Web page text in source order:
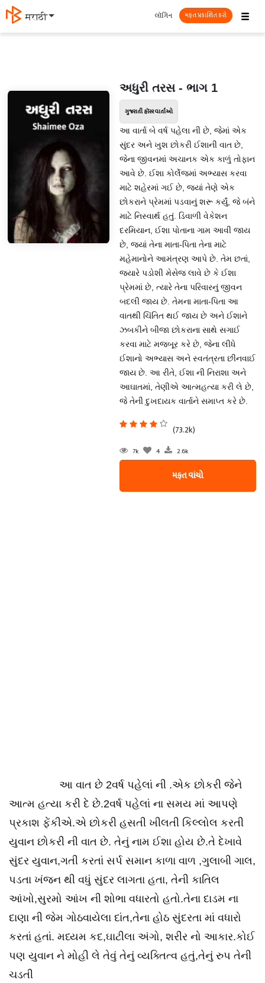
मराठी ☰
લૉગિન મફત પ્રકાશિત કરો
અધુરી તરસ - ભાગ 1
ગુજરાતી હૉરર વાર્તાઓ
આ વાર્તા બે વર્ષ પહેલા ની છે, જેમાં એક
સુંદર અને ખુશ છોકરી ઈશાની વાત છે,
જેના જીવનમાં અચાનક એક કાળું તોફાન
આવે છે. ઈશા કોર્લેજમાં અભ્યાસ કરવા
માટે શહેરમાં ગઈ છે, જ્યાં તેણે એક
છોકરાને પ્રેમમાં પડવાનું શરૂ કર્યું, જે બંને
માટે નિસ્વાર્થ હતું. ડિવાળી વેકેશન
દરમિયાન, ઈશા પોતાના ગામ આવી જાય
છે, જ્યાં તેના માતા-પિતા તેના માટે
મહેમાનોને આમંત્રણ આપે છે. તેમ છતાં,
જ્યારે પડોશી મેસેજ લાવે છે કે ઈશા
પ્રેમમાં છે, ત્યારે તેના પરિવારનું જીવન
બદલી જાય છે. તેમના માતા-પિતા આ
વાતથી ચિંતિત થઈ જાય છે અને ઈશાને
ઝબકીને બીજા છોકરાના સાથે સગાઈ
કરવા માટે મજબૂર કરે છે, જેના લીધે
ઈશાનો અભ્યાસ અને સ્વતંત્રતા છીનવાઈ
જાય છે. આ રીતે, ઈશા ની નિરાશા અને
આઘાતમાં, તેણીએ આત્મહત્યા કરી લે છે,
જે તેની દુખદાયક વાર્તાને સમાપ્ત કરે છે.
(73.2k)
7k 4 2.6k
મફત વાંચો
આ વાત છે 2વર્ષ પહેલાં ની .એક છોકરી જેને
આત્મ હત્યા કરી દે છે.2વર્ષ પહેલાં ના સમય માં આપણે
પ્રકાશ ફેંકીએ.એ છોકરી હસતી ખીલતી કિલ્લોલ કરતી
યુવાન છોકરી ની વાત છે. તેનું નામ ઈશા હોય છે.તે‌ દેખાવે
સુંદર યુવાન,ગતી કરતાં સર્પ સમાન કાળા વાળ ,ગુલાબી ગાલ,
પડતા ખંજન થી વધું સુંદર લાગતા હતા, તેની કાતિલ
આંખો,સુરમો આંખ ની શોભા વધારતો હતો.તેના દાડમ ના
દાણા ની જેમ ગોઠવાયેલા દાંત,તેના હોઠ સુંદરતા માં વધારો
કરતાં હતાં. મધ્યમ કદ,ઘાટીલા અંગો, શરીર નો આકાર.કોઈ
પણ યુવાન ને મોહી લે તેવું તેનું વ્યક્તિત્વ હતું,તેનું રુપ તેની
ચડતી